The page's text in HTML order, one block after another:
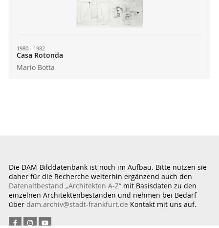
1980 - 1982
Casa Rotonda
Mario Botta
Die DAM-Bilddatenbank ist noch im Aufbau. Bitte nutzen sie
daher für die Recherche weiterhin ergänzend auch den
Datenaltbestand „Architekten A-Z“mit Basisdaten zu den
einzelnen Architektenbeständen und nehmen bei Bedarf
über dam.archiv@stadt-frankfurt.de Kontakt mit uns auf.